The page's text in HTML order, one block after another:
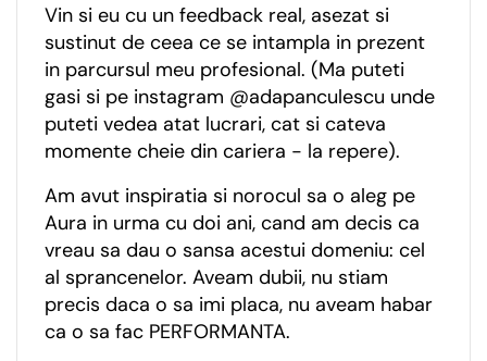
Vin si eu cu un feedback real, asezat si
sustinut de ceea ce se intampla in prezent
in parcursul meu profesional. (Ma puteti
gasi si pe instagram @adapanculescu unde
puteti vedea atat lucrari, cat si cateva
momente cheie din cariera - la repere).
Am avut inspiratia si norocul sa o aleg pe
Aura in urma cu doi ani, cand am decis ca
vreau sa dau o sansa acestui domeniu: cel
al sprancenelor. Aveam dubii, nu stiam
precis daca o sa imi placa, nu aveam habar
ca o sa fac PERFORMANTA.